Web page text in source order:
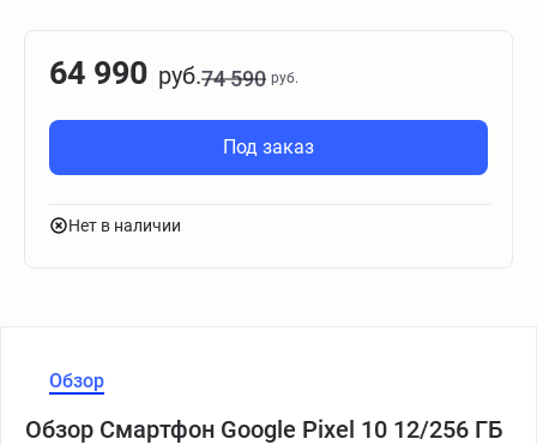
64 990 руб.74 590 руб.
Под заказ
Нет в наличии
Обзор
Обзор Смартфон Google Pixel 10 12/256 ГБ